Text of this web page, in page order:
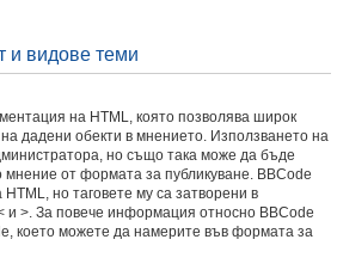
и видове теми
на HTML, която позволява широк
дадени обекти в мнението. Използването на
но също така може да бъде
мнение от формата за публикуване. BBCode
но таговете му са затворени в
и >. За повече информация относно BBCode
което можете да намерите във формата за